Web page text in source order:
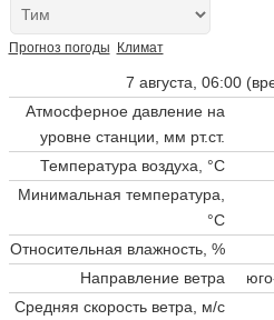
Прогноз погоды Климат
7 августа, 06:00
Атмосферное давление на
уровне станции, мм рт.ст.
Температура воздуха, °C
Минимальная температура,
°C
Относительная влажность, %
Направление ветра
Средняя скорость ветра, м/с